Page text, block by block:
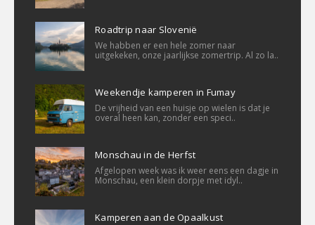
Roadtrip naar Slovenië
We habben er een hele zomer naar
uitgekeken, onze jaarlijkse zomertrip. Al zo la..
Weekendje kamperen in Fumay
De vrijheid van een huisje op wielen is dat je
overal heen kan, zonder een speci..
Monschau in de Herfst
Afgelopen week was ik weer eens een dagje in
Monschau, een klein dorpje met idyl..
Kamperen aan de Opaalkust